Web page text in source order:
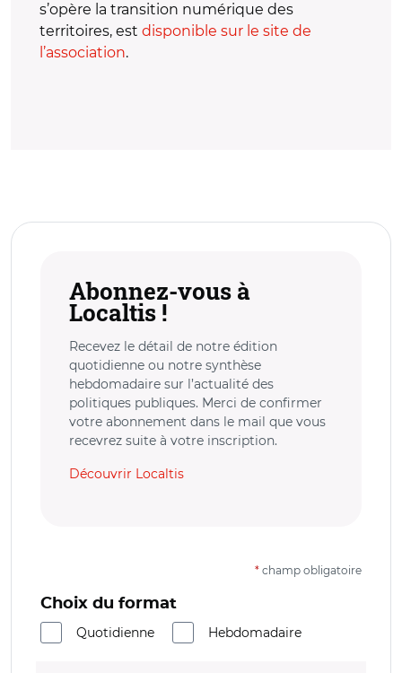
s’opère la transition numérique des
territoires, est disponible sur le site de
l’association.
Abonnez-vous à
Localtis !
Recevez le détail de notre édition
quotidienne ou notre synthèse
hebdomadaire sur l’actualité des
politiques publiques. Merci de confirmer
votre abonnement dans le mail que vous
recevrez suite à votre inscription.
Découvrir Localtis
* champ obligatoire
Choix du format
Quotidienne
Hebdomadaire